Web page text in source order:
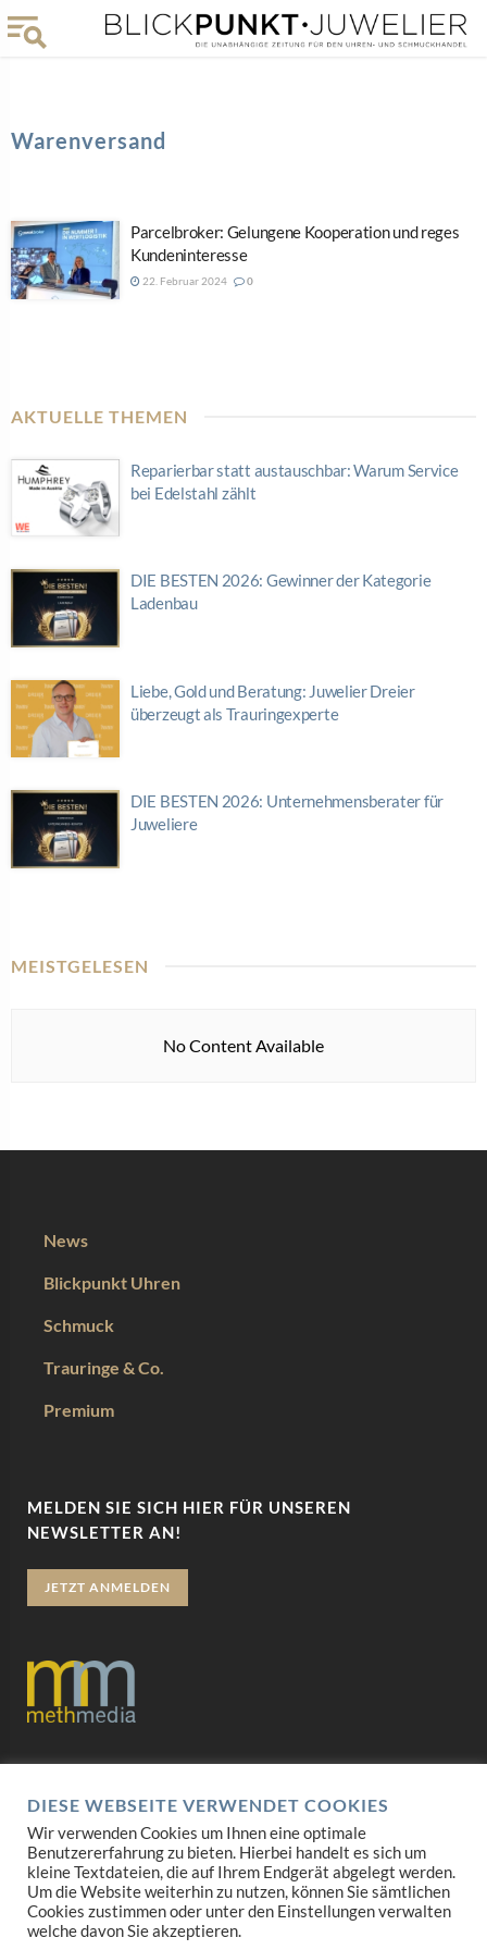
Warenversand
Parcelbroker: Gelungene Kooperation und reges
Kundeninteresse
22. Februar 2024 0
AKTUELLE THEMEN
Reparierbar statt austauschbar: Warum Service
bei Edelstahl zählt
DIE BESTEN 2026: Gewinner der Kategorie
Ladenbau
Liebe, Gold und Beratung: Juwelier Dreier
überzeugt als Trauringexperte
DIE BESTEN 2026: Unternehmensberater für
Juweliere
MEISTGELESEN
No Content Available
News
Blickpunkt Uhren
Schmuck
Trauringe & Co.
Premium
MELDEN SIE SICH HIER FÜR UNSEREN
NEWSLETTER AN!
JETZT ANMELDEN
Datenschutz
Impressum
AGB
Mediadaten
DIESE WEBSEITE VERWENDET COOKIES
Wir verwenden Cookies um Ihnen eine optimale
Benutzererfahrung zu bieten. Hierbei handelt es sich um
kleine Textdateien, die auf Ihrem Endgerät abgelegt werden.
Um die Website weiterhin zu nutzen, können Sie sämtlichen
Cookies zustimmen oder unter den Einstellungen verwalten
welche davon Sie akzeptieren.